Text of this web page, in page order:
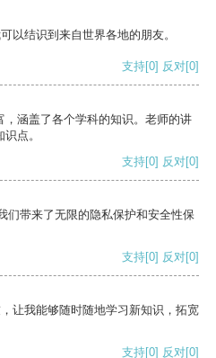
以结识到来自世界各地的朋友。
支持[0] 反对[0]
涵盖了各个学科的知识。老师的讲
点。
支持[0] 反对[0]
们带来了无限的隐私保护和安全性保
支持[0] 反对[0]
让我能够随时随地学习新知识，拓宽
支持[0] 反对[0]